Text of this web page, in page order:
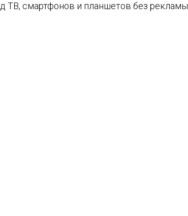
ТВ, смартфонов и планшетов без рекламы